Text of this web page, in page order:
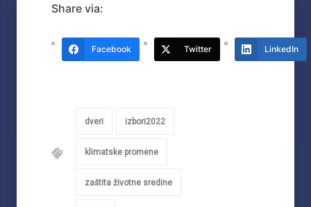
Share via:
Facebook Twitter LinkedIn
dveri izbori2022
klimatske promene
zaštita životne sredine